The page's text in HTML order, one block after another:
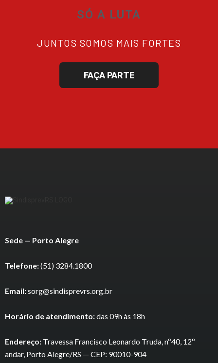
SÓ A LUTA
JUNTOS SOMOS MAIS FORTES
FAÇA PARTE
Sede — Porto Alegre
Telefone:(51) 3284.1800
Email:sorg@sindisprevrs.org.br
Horário de atendimento:das 09h às 18h
Endereço: Travessa Francisco Leonardo Truda, nº40, 12º
andar, Porto Alegre/RS — CEP: 90010-904